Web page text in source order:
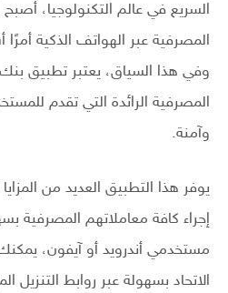
السريع في عالم التكنولوجيا،
المصرفية عبر الهواتف الذكية أمرًا
وفي هذا السياق، يعتبر تطبيق بنك
المصرفية الرائدة التي تقدم
وآمنة.
يوفر هذا التطبيق العديد من
إجراء كافة معاملاتهم
مستخدمي أندرويد أو آيفون،